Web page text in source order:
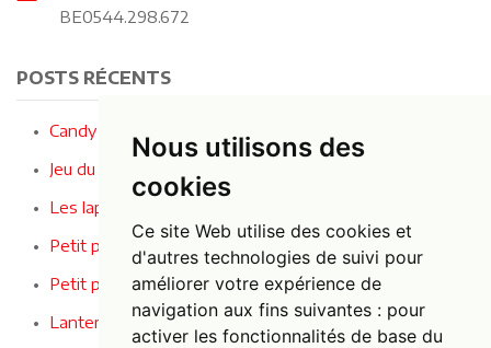
Nous utilisons des
cookies
Ce site Web utilise des cookies et
d'autres technologies de suivi pour
améliorer votre expérience de
navigation aux fins suivantes : pour
activer les fonctionnalités de base du
BE0544.298.672
POSTS RÉCENTS
Candy Crusher - Le jeu le plus sucré de la fête !
Jeu du fil buzzer : le jeu de concentration ultime !
Les lapins entendent, voient et se taisent
Petit panier en osier avec des baies
Petit panier en osier avec des fleurs
Lanternes en bambou pleines d'ambiance